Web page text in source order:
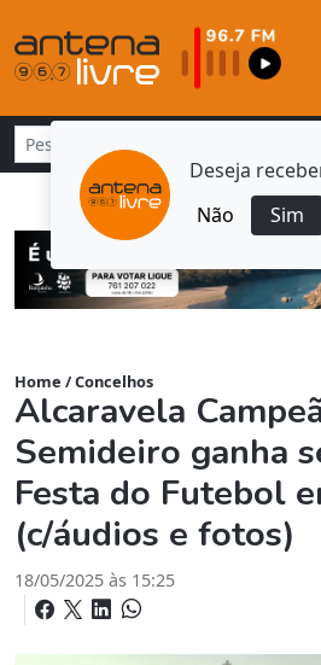
Deseja
Não
Sim
Home /Concelhos
Alcaravela
Semideiro ganha
Festa do Futebol
(c/áudios e fotos)
18/05/2025 às 15:25